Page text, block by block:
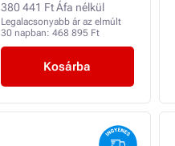
380 441 Ft Áfa nélkül
Legalacsonyabb ár az elmúlt
30 napban: 468 895 Ft
Kosárba